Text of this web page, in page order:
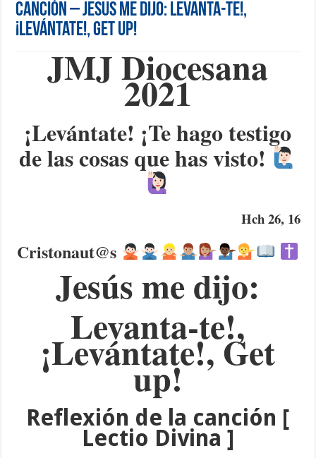
Canción – Jesus me dijo: Levanta-te!,
¡Levántate!, Get Up!
JMJ Diocesana
2021
¡Levántate! ¡Te hago testigo
de las cosas que has visto!
Hch 26, 16
Cristonaut@s
Jesús me dijo:
Levanta-te!,
¡Levántate!, Get
up!
Reflexión de la canción [
Lectio Divina ]